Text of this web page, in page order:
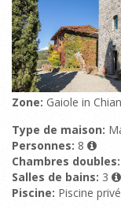
Zone: Gaiole in
Type de maison:
Personnes: 8
Chambres doubles:
Salles de bains: 3
Piscine: Piscine